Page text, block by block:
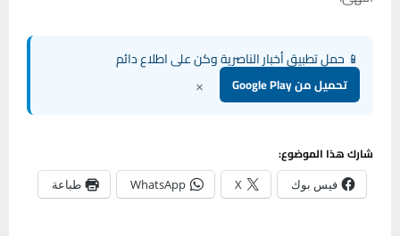
📱 حمل تطبيق أخبار الناصرية وكن على اطلاع دائم
تحميل من Google Play ×
شارك هذا الموضوع:
فيس بوك X
WhatsApp طباعة